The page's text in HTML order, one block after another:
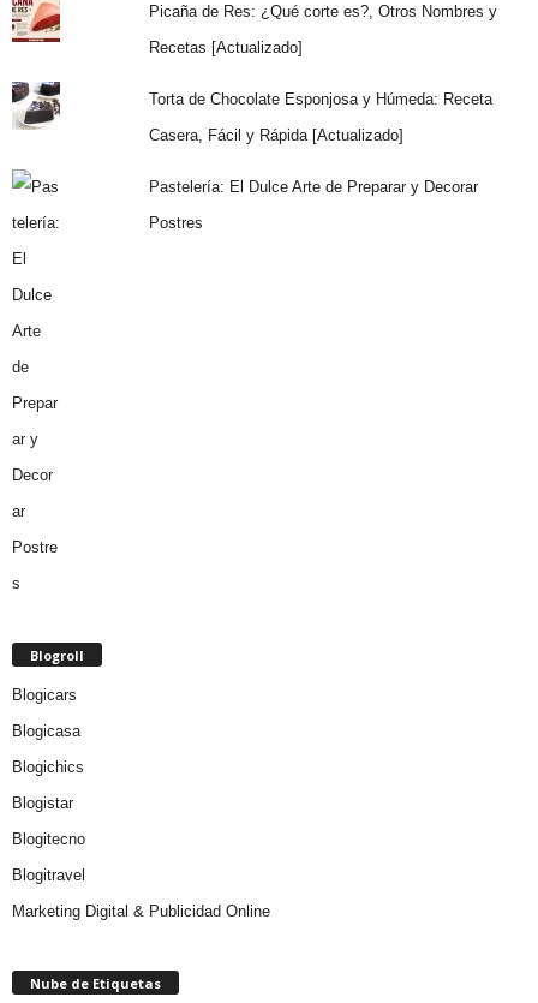
Picaña de Res: ¿Qué corte es?, Otros Nombres y
Recetas [Actualizado]
Torta de Chocolate Esponjosa y Húmeda: Receta
Casera, Fácil y Rápida [Actualizado]
Pastelería: El Dulce Arte de Preparar y Decorar
Postres
Blogroll
Blogicars
Blogicasa
Blogichics
Blogistar
Blogitecno
Blogitravel
Marketing Digital & Publicidad Online
Nube de Etiquetas